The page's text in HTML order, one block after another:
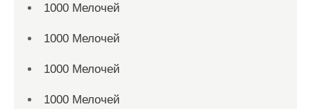
1000 Мелочей
1000 Мелочей
1000 Мелочей
1000 Мелочей